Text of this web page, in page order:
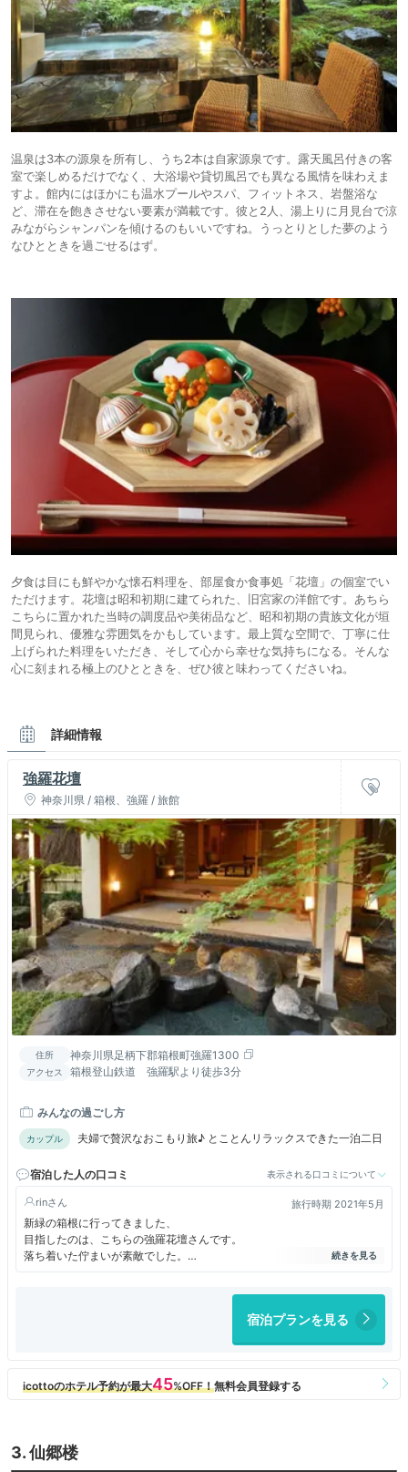
温泉は3本の源泉を所有し、うち2本は自家源泉です。露天風呂付きの客
室で楽しめるだけでなく、大浴場や貸切風呂でも異なる風情を味わえま
すよ。館内にはほかにも温水プールやスパ、フィットネス、岩盤浴な
ど、滞在を飽きさせない要素が満載です。彼と2人、湯上りに月見台で涼
みながらシャンパンを傾けるのもいいですね。うっとりとした夢のよう
なひとときを過ごせるはず。
夕食は目にも鮮やかな懐石料理を、部屋食か食事処「花壇」の個室でい
ただけます。花壇は昭和初期に建てられた、旧宮家の洋館です。あちら
こちらに置かれた当時の調度品や美術品など、昭和初期の貴族文化が垣
間見られ、優雅な雰囲気をかもしています。最上質な空間で、丁寧に仕
上げられた料理をいただき、そして心から幸せな気持ちになる。そんな
心に刻まれる極上のひとときを、ぜひ彼と味わってくださいね。
詳細情報
強羅花壇
神奈川県 / 箱根、強羅 / 旅館
住所 神奈川県足柄下郡箱根町強羅1300
アクセス 箱根登山鉄道 強羅駅より徒歩3分
みんなの過ごし方
カップル 夫婦で贅沢なおこもり旅♪ とことんリラックスできた一泊二日
宿泊した人の口コミ 表示される口コミについて
rin 旅行時期 2021年5月
新緑の箱根に行ってきました、
目指したのは、こちらの強羅花壇さんです。
落ち着いた佇まいが素敵でした。
強羅花壇さんと言えば、廊下です。
宿泊プランを見る
3. 仙郷楼